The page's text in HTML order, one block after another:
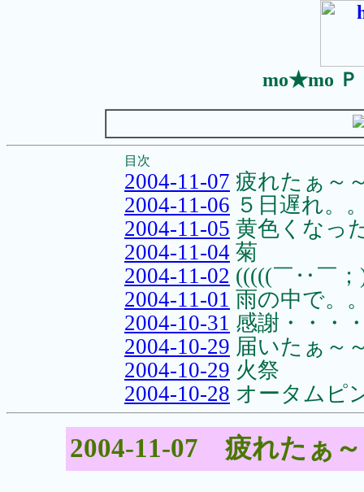
mo★mo Ｐ
目次
2004-11-07 疲れたぁ～
2004-11-06 ５日遅れ。
2004-11-05 黄色くなっ
2004-11-04 菊
2004-11-02 (((((￣‥￣；
2004-11-01 雨の中で。
2004-10-31 感謝・・・
2004-10-29 届いたぁ～
2004-10-29 火祭
2004-10-28 オータムピ
2004-11-07 疲れたぁ